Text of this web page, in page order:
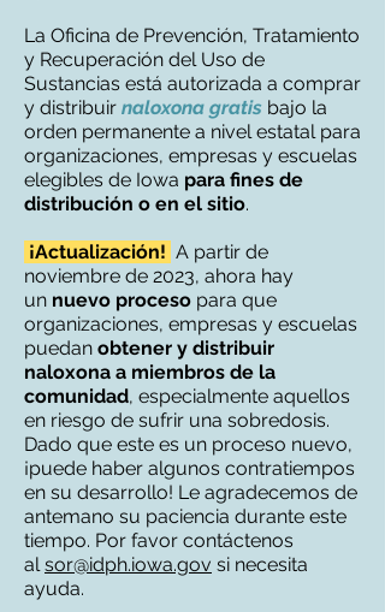
La Oficina de Prevención, Tratamiento
y Recuperación del Uso de
Sustancias está autorizada a comprar
y distribuir naloxona gratis bajo la
orden permanente a nivel estatal para
organizaciones, empresas y escuelas
elegibles de Iowa para fines de
distribución o en el sitio.
¡Actualización! A partir de
noviembre de 2023, ahora hay
un nuevo proceso para que
organizaciones, empresas y escuelas
puedan obtener y distribuir
naloxona a miembros de la
comunidad, especialmente aquellos
en riesgo de sufrir una sobredosis.
Dado que este es un proceso nuevo,
¡puede haber algunos contratiempos
en su desarrollo! Le agradecemos de
antemano su paciencia durante este
tiempo. Por favor contáctenos
alsor@idph.iowa.gov si necesita
ayuda.